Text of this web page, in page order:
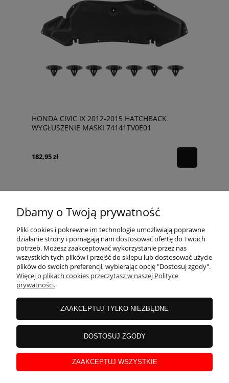
HONDA CIVIC IX 2012-2015 HATCHBACK
WYGŁUSZENIE MASKI 74141TV0E01
182,95 zł
POMOC
MOJE KONTO
PŁATNOŚCI I DOSTAWA
INFORMACJE
O NAS
Dbamy o Twoją prywatność
Pliki cookies i pokrewne im technologie umożliwiają poprawne
działanie strony i pomagają nam dostosować ofertę do Twoich
potrzeb. Możesz zaakceptować wykorzystanie przez nas
wszystkich tych plików i przejść do sklepu lub dostosować użycie
plików do swoich preferencji, wybierając opcję "Dostosuj zgody".
Więcej o plikach cookies przeczytasz w naszej Polityce
prywatności.
ZAAKCEPTUJ TYLKO NIEZBĘDNE
DOSTOSUJ ZGODY
ZAAKCEPTUJ WSZYSTKIE